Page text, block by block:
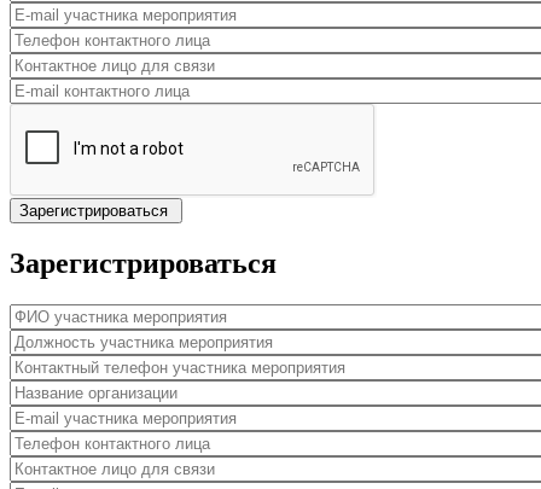
E-mail участника мероприятия
Телефон контактного лица
Контактное лицо для связи
E-mail контактного лица
Зарегистрироваться
ФИО участника мероприятия
Должность участника мероприятия
Контактный телефон участника мероприятия
Название организации
E-mail участника мероприятия
Телефон контактного лица
Контактное лицо для связи